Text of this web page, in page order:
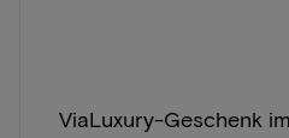
ViaLuxury-Geschenk